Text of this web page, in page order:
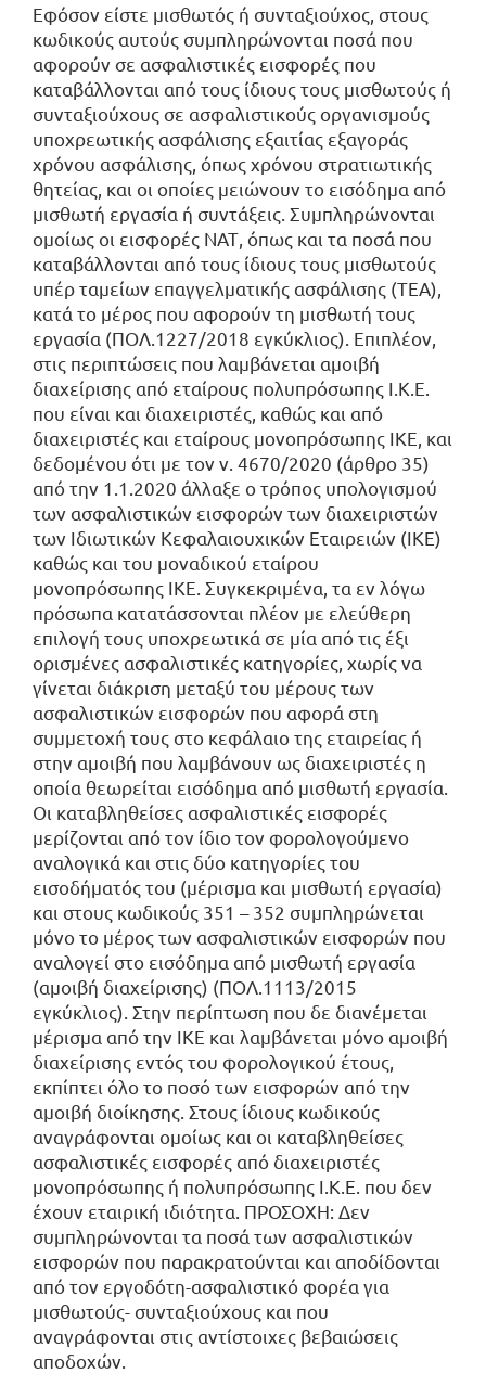
Εφόσον είστε μισθωτός ή συνταξιούχος, στους
κωδικούς αυτούς συμπληρώνονται ποσά που
αφορούν σε ασφαλιστικές εισφορές που
καταβάλλονται από τους ίδιους τους μισθωτούς ή
συνταξιούχους σε ασφαλιστικούς οργανισμούς
υποχρεωτικής ασφάλισης εξαιτίας εξαγοράς
χρόνου ασφάλισης, όπως χρόνου στρατιωτικής
θητείας, και οι οποίες μειώνουν το εισόδημα από
μισθωτή εργασία ή συντάξεις. Συμπληρώνονται
ομοίως οι εισφορές ΝΑΤ, όπως και τα ποσά που
καταβάλλονται από τους ίδιους τους μισθωτούς
υπέρ ταμείων επαγγελματικής ασφάλισης (ΤΕΑ),
κατά το μέρος που αφορούν τη μισθωτή τους
εργασία (ΠΟΛ.1227/2018 εγκύκλιος). Επιπλέον,
στις περιπτώσεις που λαμβάνεται αμοιβή
διαχείρισης από εταίρους πολυπρόσωπης Ι.Κ.Ε.
που είναι και διαχειριστές, καθώς και από
διαχειριστές και εταίρους μονοπρόσωπης ΙΚΕ, και
δεδομένου ότι με τον ν. 4670/2020 (άρθρο 35)
από την 1.1.2020 άλλαξε ο τρόπος υπολογισμού
των ασφαλιστικών εισφορών των διαχειριστών
των Ιδιωτικών Κεφαλαιουχικών Εταιρειών (ΙΚΕ)
καθώς και του μοναδικού εταίρου
μονοπρόσωπης ΙΚΕ. Συγκεκριμένα, τα εν λόγω
πρόσωπα κατατάσσονται πλέον με ελεύθερη
επιλογή τους υποχρεωτικά σε μία από τις έξι
ορισμένες ασφαλιστικές κατηγορίες, χωρίς να
γίνεται διάκριση μεταξύ του μέρους των
ασφαλιστικών εισφορών που αφορά στη
συμμετοχή τους στο κεφάλαιο της εταιρείας ή
στην αμοιβή που λαμβάνουν ως διαχειριστές η
οποία θεωρείται εισόδημα από μισθωτή εργασία.
Οι καταβληθείσες ασφαλιστικές εισφορές
μερίζονται από τον ίδιο τον φορολογούμενο
αναλογικά και στις δύο κατηγορίες του
εισοδήματός του (μέρισμα και μισθωτή εργασία)
και στους κωδικούς 351 – 352 συμπληρώνεται
μόνο το μέρος των ασφαλιστικών εισφορών που
αναλογεί στο εισόδημα από μισθωτή εργασία
(αμοιβή διαχείρισης) (ΠΟΛ.1113/2015
εγκύκλιος). Στην περίπτωση που δε διανέμεται
μέρισμα από την ΙΚΕ και λαμβάνεται μόνο αμοιβή
διαχείρισης εντός του φορολογικού έτους,
εκπίπτει όλο το ποσό των εισφορών από την
αμοιβή διοίκησης. Στους ίδιους κωδικούς
αναγράφονται ομοίως και οι καταβληθείσες
ασφαλιστικές εισφορές από διαχειριστές
μονοπρόσωπης ή πολυπρόσωπης Ι.Κ.Ε. που δεν
έχουν εταιρική ιδιότητα. ΠΡΟΣΟΧΗ: Δεν
συμπληρώνονται τα ποσά των ασφαλιστικών
εισφορών που παρακρατούνται και αποδίδονται
από τον εργοδότη-ασφαλιστικό φορέα για
μισθωτούς- συνταξιούχους και που
αναγράφονται στις αντίστοιχες βεβαιώσεις
αποδοχών.